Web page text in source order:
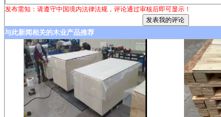
发布需知：请遵守中国境内法律法规，评论通过审核后即可显示！
与此新闻相关的木业产品推荐